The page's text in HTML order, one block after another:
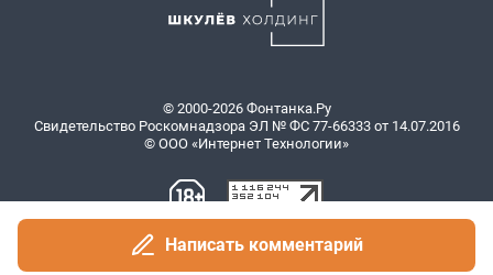
© 2000-2026 Фонтанка.Ру
Свидетельство Роскомнадзора ЭЛ № ФС 77-66333 от 14.07.2016
© ООО «Интернет Технологии»
Написать комментарий